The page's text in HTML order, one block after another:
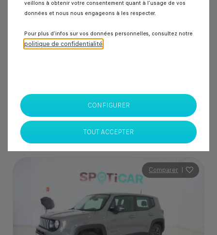
50 000 km Diesel 2020 Manuelle
229 000 Dhs
Casablanca
Comparer |
veillons à obtenir votre consentement quant à l’usage de vos
données et nous nous engageons à les respecter.
Pour plus d’infos sur vos données personnelles, consultez notre
politique de confidentialité
CONFIGURER
TOUT ACCEPTER